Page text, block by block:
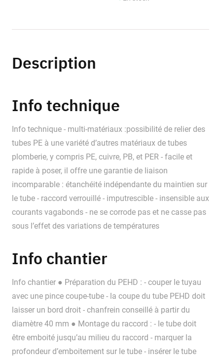
Description
Info technique
Info technique - multi-matériaux :possibilité de relier des
tubes PE à une variété d’autres matériaux de tubes
plomberie, y compris PE, cuivre, PB, et PER - facile et
rapide à poser, il offre une garantie de liaison
incomparable : étanchéité indépendante du maintien sur
le tube - raccord verrouillé - imputrescible - insensible aux
courants vagabonds - ne se corrode pas et ne casse pas
sous l’effet des variations de températures
Info chantier
Info chantier ● Préparation du PEHD : - couper le tuyau
avec une pince coupe-tube - la coupe du tube PEHD doit
laisser un bord droit - chanfrein conseillé à partir du
diamètre 40 mm ● Montage du raccord : - le tube doit
être emboité jusqu’au milieu du raccord - marquer la
profondeur d’emboitement sur le tube - insérer le tube